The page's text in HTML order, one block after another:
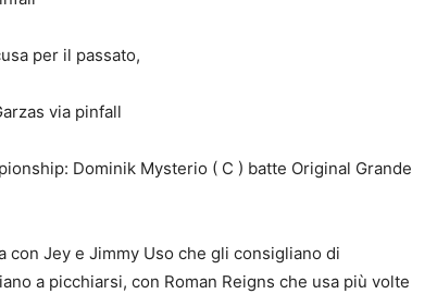
per il passato,
via pinfall
Dominik Mysterio ( C ) batte Original Grande
con Jey e Jimmy Uso che gli consigliano di
a picchiarsi, con Roman Reigns che usa più volte